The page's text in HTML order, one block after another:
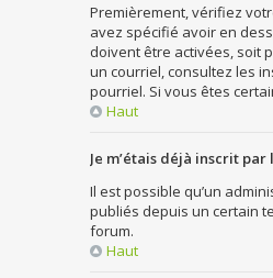
Premièrement, vérifiez
avez spécifié avoir en
doivent être activées, soit
un courriel, consultez les
pourriel. Si vous êtes
Haut
Je m’étais déjà inscrit
Il est possible qu’un
publiés depuis un certain
forum.
Haut